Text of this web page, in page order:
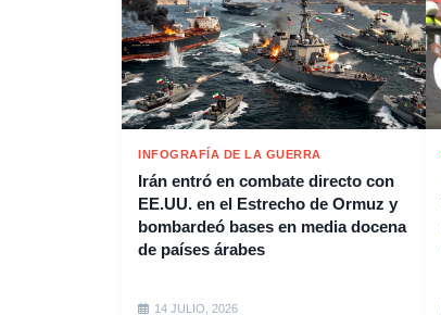
INFOGRAFÍA DE LA GUERRA
Irán entró en combate directo con
EE.UU. en el Estrecho de Ormuz y
bombardeó bases en media docena
de países árabes
14 JULIO, 2026